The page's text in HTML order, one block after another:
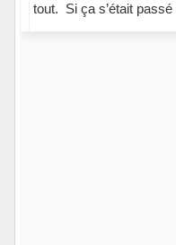
tout. Si ça s’était passé